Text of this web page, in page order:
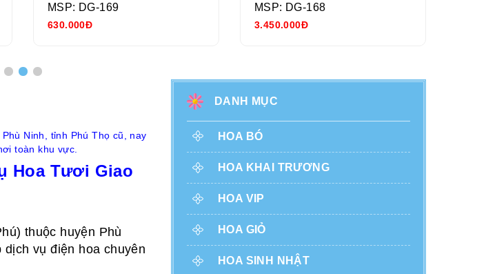
MSP: DG-169
630.000Đ
MSP: DG-168
3.450.000Đ
Ninh, tỉnh Phú Thọ cũ, nay
toàn khu vực.
Hoa Tươi Giao
thuộc huyện Phù
vụ điện hoa chuyên
DANH MỤC
HOA BÓ
HOA KHAI TRƯƠNG
HOA VIP
HOA GIỎ
HOA SINH NHẬT